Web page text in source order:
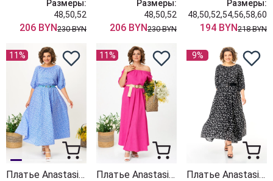
Размеры:
48,50,52
206 BYN230 BYN
Размеры:
48,50,52
206 BYN230 BYN
Размеры:
48,50,52,54,56,58,60
194 BYN218 BYN
11%
Платье Anastasia 1222 синий
11%
Платье Anastasia 1236-2 фуксия
9%
Платье Anastasia 1237-2 черный